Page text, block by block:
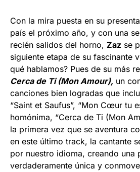
Con la mira puesta en su
país el próximo año, y con una
recién salidos del horno, Zaz se
siguiente etapa de su fascinante
qué hablamos? Pues de su más
Cerca de Ti (Mon Amour), un
canciones bien logradas que
“Saint et Saufus”, “Mon Cœur tu
homónima, “Cerca de Ti (Mon
la primera vez que se aventura
en este último track, la cantante
por nuestro idioma, creando una
verdaderamente única y